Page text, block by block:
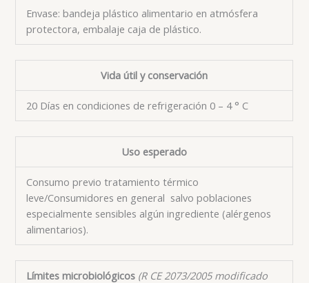
Envase: bandeja plástico alimentario en atmósfera
protectora, embalaje caja de plástico.
Vida útil y conservación
20 Días en condiciones de refrigeración 0 – 4 ° C
Uso esperado
Consumo previo tratamiento térmico
leve/Consumidores en general salvo poblaciones
especialmente sensibles algún ingrediente (alérgenos
alimentarios).
Límites microbiológicos (R CE 2073/2005 modificado